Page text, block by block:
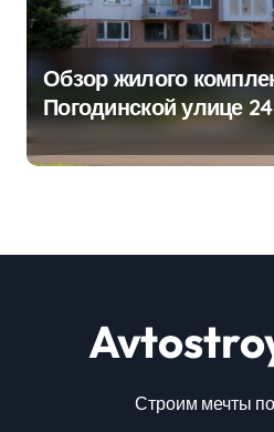
Обзор жилого
Погодинской улице 24
Строим мечты